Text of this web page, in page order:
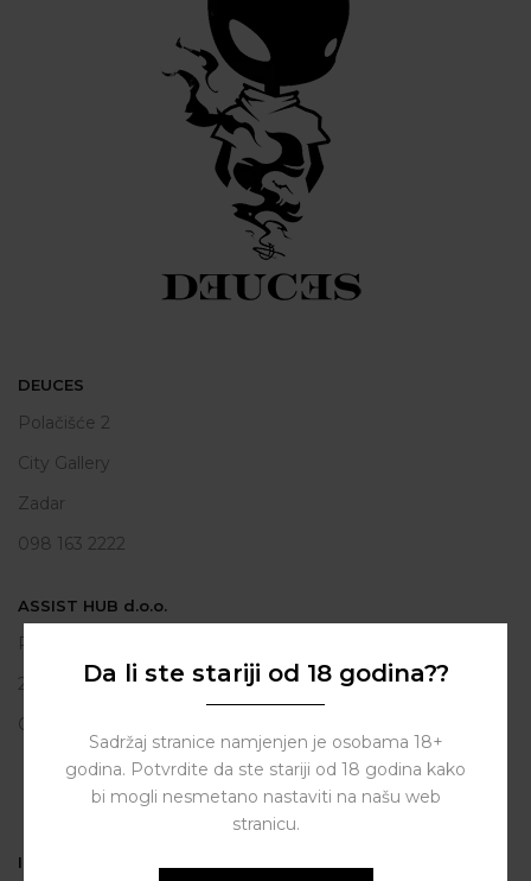
DEUCES
Polačišće 2
City Gallery
Zadar
098 163 2222
ASSIST HUB d.o.o.
Put vrljuge 13
23206 Sukošan
OIB: 80250945864
Informacije
Da li ste stariji od 18 godina??
Sadržaj stranice namjenjen je osobama 18+
godina. Potvrdite da ste stariji od 18 godina kako
bi mogli nesmetano nastaviti na našu web
stranicu.